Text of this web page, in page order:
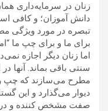
زنان در سرمایه‌داری
دانش آموزان؛ و کافی
تبصره در مورد ویژگی
برای ما و برای چپ ما
اما زنان دیگر اجازه
سنتی باقی بماند. آنها
مطرح می‌سازند که چپ
دیوار می‌گذارد و این
صفت مشخص کننده و